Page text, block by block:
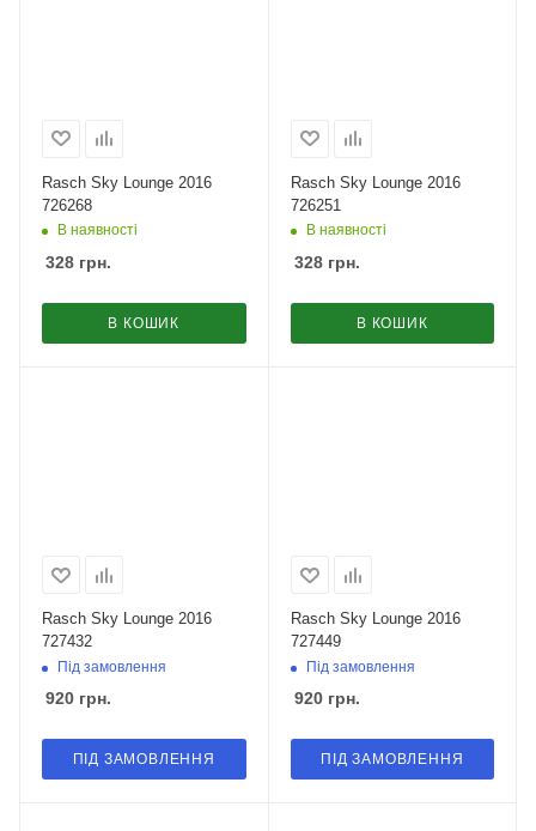
Rasch Sky Lounge 2016
726268
В наявності
328 грн.
В КОШИК
Rasch Sky Lounge 2016
726251
В наявності
328грн.
В КОШИК
Rasch Sky Lounge 2016
727432
Під замовлення
920 грн.
ПІД ЗАМОВЛЕННЯ
Rasch Sky Lounge 2016
727449
Під замовлення
920грн.
ПІД ЗАМОВЛЕННЯ